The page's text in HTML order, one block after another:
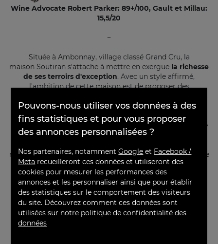
Wine Advocate Robert Parker: 89+/100, Gault et Millau:
15,5/20
~
Située à Ambonnay, village classé Grand Cru, la
maison Soutiran s'attache à mettre en exergue la richesse
de ses terroirs d'exception. Avec un style affirmé,
l'ambition de cette maison est de proposer des
personnalités. L'héritage du savoir familial conjugué à
l'amour du vin perpétue cette recherche de l'originalité
sans jamais trahir le terroir. Avec une production annuelle
confidentielle de quelques dizaines de milliers de
reconnaissance nationale et internationale, et, est présente
à la carte des plus belles tables gastronomiques !
Degré
À servir
Pouvons-nous utiliser vos données à des
fins statistiques et pour vous proposer
des annonces personnalisées ?
Nos partenaires, notammentGoogle et Facebook /
Meta recueilleront ces données et utiliseront des
cookies pour mesurer les performances des
annonces et les personnaliser ainsi que pour établir
des statistiques sur le comportement des visiteurs
du site. Découvrez comment ces données sont
utilisées sur notre politique de confidentialité des
données